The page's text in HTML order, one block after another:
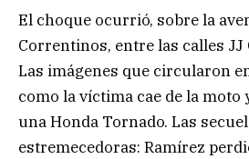
El choque ocurrió, sobre la
Correntinos, entre las calles JJ
Las imágenes que circularon
como la víctima cae de la moto
una Honda Tornado. Las
estremecedoras: Ramírez